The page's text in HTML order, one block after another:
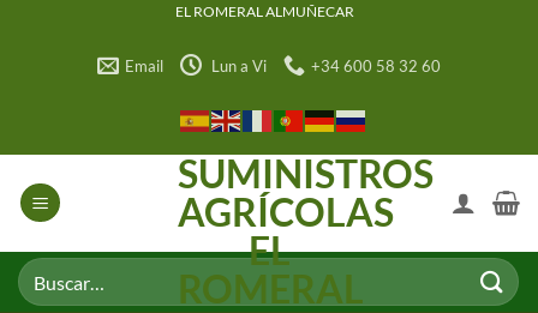
EL ROMERAL ALMUÑECAR
Email Lun a Vi +34 600 58 32 60
SUMINISTROS
AGRÍCOLAS
EL
ROMERAL
Buscar
por: